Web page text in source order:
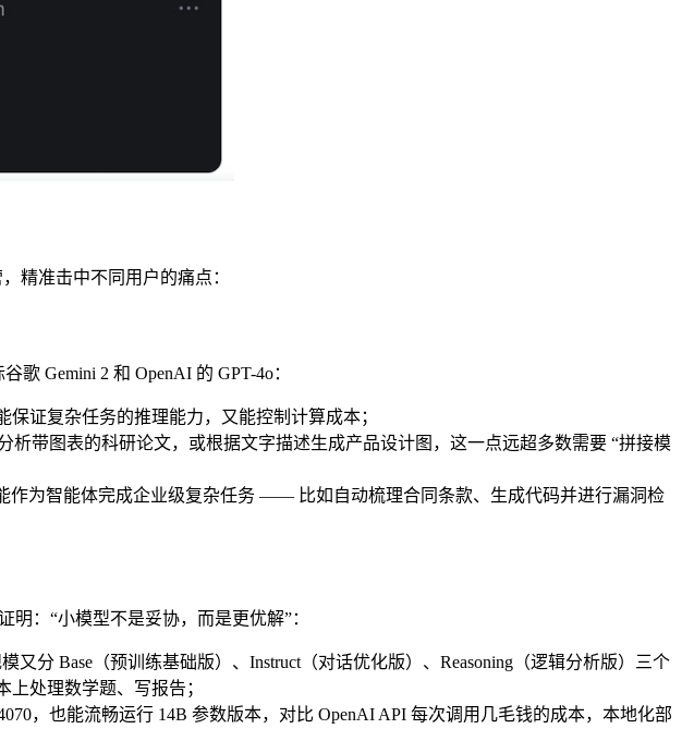
精准击中不同用户的痛点：
歌 Gemini 2 和 OpenAI 的 GPT-4o：
保证复杂任务的推理能力，又能控制计算成本；
带图表的科研论文，或根据文字描述生成产品设计图，这一点远超多数需要 “拼接模
作为智能体完成企业级复杂任务 —— 比如自动梳理合同条款、生成代码并进行漏洞检
明：“小模型不是妥协，而是更优解”：
分 Base（预训练基础版）、Instruct（对话优化版）、Reasoning（逻辑分析版）三个
处理数学题、写报告；
，也能流畅运行 14B 参数版本，对比 OpenAI API 每次调用几毛钱的成本，本地化部